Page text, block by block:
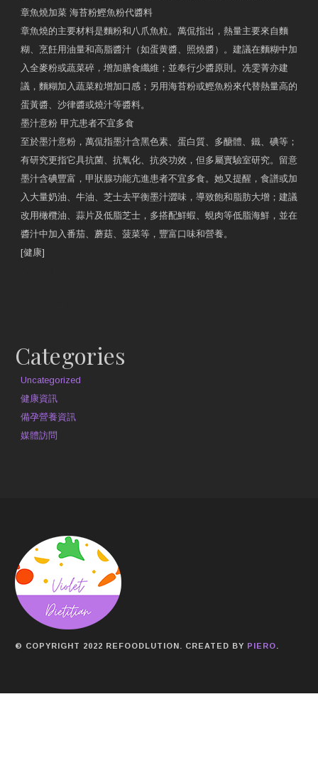
章魚燒加菜 海苔粉鰹魚粉代醬料
章魚燒的主要材料是麵粉和八爪魚粒。萬侃指出，熱量主要來自麵
糊、烹飪用油量和高脂醬汁（如蛋黄醬、照燒醬）。建議在麵糊中加
入全麥粉或蔬菜碎，增加膳食纖維；並奉行少醬原則。冼雯菁亦建
議，麵糊加入蔬菜粒增加口感；另用海苔粉或鰹魚粉來代替熱量高的
蛋黃醬、沙律醬或燒汁等醬料。
墨汁意粉 甲亢患者不宜多食
至於墨汁意粉，萬侃指墨汁含黑色素、蛋白質、多醣體、鐵、碘等；
有研究更指它具抗菌、抗氧化、抗炎功效，但多屬實驗室研究。留意
墨汁含碘豐富，甲狀腺功能亢進患者不宜多食。她又提醒，食譜或加
入大量奶油、牛油、芝士去平衡墨汁澀味，導致飽和脂肪大增；建議
改用橄欖油、蒜片及低脂芝士，多搭配鮮蝦、蜆肉等低脂海鮮，並在
醬汁中加入番茄、蘑菇、菠菜等，豐富口味和營養。
[健康]
Categories
Uncategorized
健康資訊
備孕營養資訊
媒體訪問
© COPYRIGHT 2022 REFOODLUTION. CREATED BY PIERO